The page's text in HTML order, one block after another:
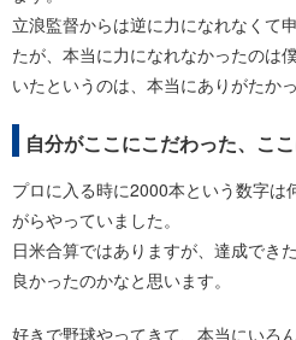
立浪監督からは逆に力になれなくて
たが、本当に力になれなかったのは
いたというのは、本当にありがたかっ
自分がここにこだわった、こ
プロに入る時に2000本という数字は
がらやっていました。
日米合算ではありますが、達成でき
良かったのかなと思います。
好きで野球やってきて、本当にいろ